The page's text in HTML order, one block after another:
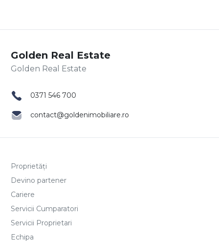
Golden Real Estate
0371 546 700
contact@goldenimobiliare.ro
Proprietăți
Devino partener
Cariere
Servicii Cumparatori
Servicii Proprietari
Echipa